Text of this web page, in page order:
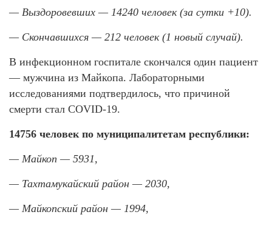
— Выздоровевших — 14240 человек (за сутки +10).
— Скончавшихся — 212 человек (1 новый случай).
В инфекционном госпитале скончался один пациент
— мужчина из Майкопа. Лабораторными
исследованиями подтвердилось, что причиной
смерти стал COVID-19.
14756 человек по муниципалитетам республики:
— Майкоп — 5931,
— Тахтамукайский район — 2030,
— Майкопский район — 1994,